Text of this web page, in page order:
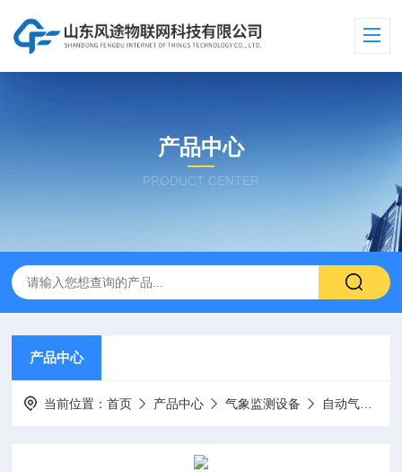
产品中心
PRODUCT CENTER
产品中心
当前位置：首页 产品中心 气象监测设备 自动气象站